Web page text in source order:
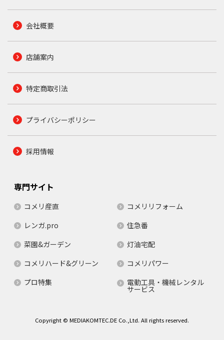
会社概要
店舗案内
特定商取引法
プライバシーポリシー
採用情報
専門サイト
コメリ産直
コメリリフォーム
レンガ.pro
住急番
菜園&ガーデン
灯油宅配
コメリハード&グリーン
コメリパワー
プロ特集
電動工具・機械レンタル
サービス
Copyright © MEDIAKOMTEC.DE Co.,Ltd. All rights reserved.